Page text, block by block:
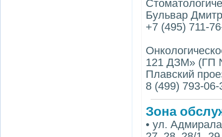
Бульвар
+7 (495) 711-
121 ДЗМ» (ГП
Плавский
8 (499) 793-06-
Зона
• ул.